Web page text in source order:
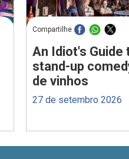
Compartilhe
An Idiot's Guide
stand-up
de vinhos
27 de setembro 2026